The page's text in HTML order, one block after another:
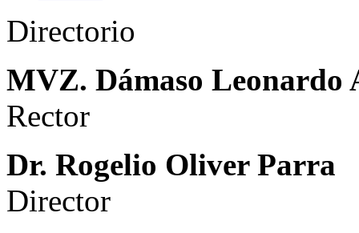
Directorio
MVZ. Dámaso Leonardo
Rector
Dr. Rogelio Oliver Parra
Director